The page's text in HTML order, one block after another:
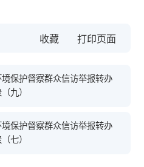
收藏
境保护督察群众信访举报转办
九）
境保护督察群众信访举报转办
七）